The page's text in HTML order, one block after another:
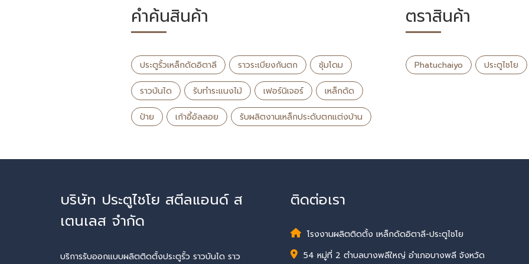
คำค้นสินค้า
ประตูรั้วเหล็กดัดอิตาลี ราวระเบียงกันตก ซุ้มโดม
ราวบันได รับทําระแนงไม้ เฟอร์นิเจอร์ เหล็กดัด
ป้าย เก้าอี้อัลลอย รับผลิตงานเหล็กประดับตกแต่งบ้าน
ตราสินค้า
Phatuchaiyo ประตูไชโย
บริษัท ประตูไชโย สตีลแอนด์ ส
เตนเลส จำกัด
บริการรับออกแบบผลิตติดตั้งประตูรั้ว ราวบันได ราว
ติดต่อเรา
โรงงานผลิตติดตั้ง เหล็กดัดอิตาลี-ประตูไชโย
54 หมู่ที่ 2 ตำบลบางพลีใหญ่ อำเภอบางพลี จังหวัด